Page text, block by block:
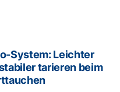
System: Leichter
tarieren beim